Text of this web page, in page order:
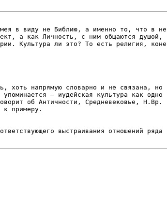
в виду не Библию, а именно то, что в
а как Личность, с ним общаются
Культура ли это? То есть религия,
хоть напрямую словарно и не связана,
– иудейская культура как
об Античности, Средневековье,
к примеру.
выстраивания отношений ряда